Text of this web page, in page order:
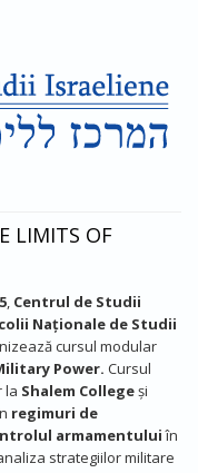
LIMITS OF
Centrul de Studii
Naționale de Studii
cursul modular
Power. Cursul
la Shalem Collegeși
regimuri de
armamentuluiîn
strategiilor militare